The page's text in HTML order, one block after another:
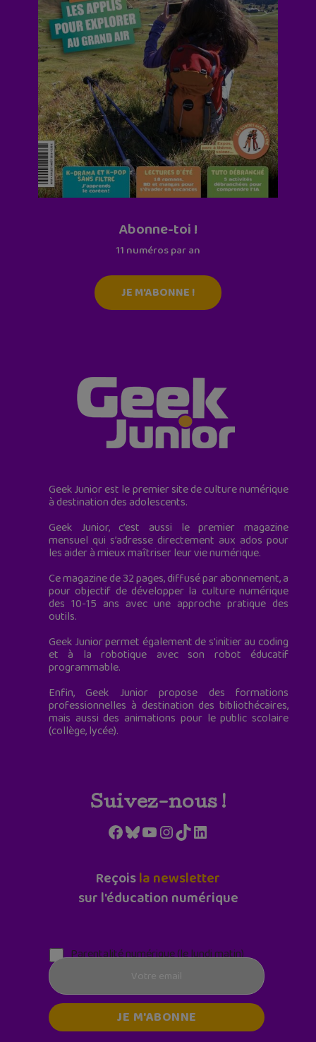
Abonne-toi !
11 numéros par an
JE M'ABONNE !
Geek Junior est le premier site de culture numérique
à destination des adolescents.
Geek Junior, c’est aussi le premier magazine
mensuel qui s’adresse directement aux ados pour
les aider à mieux maîtriser leur vie numérique.
Ce magazine de 32 pages, diffusé par abonnement, a
pour objectif de développer la culture numérique
des 10-15 ans avec une approche pratique des
outils.
Geek Junior permet également de s'initier au coding
et à la robotique avec son robot éducatif
programmable.
Enfin, Geek Junior propose des formations
professionnelles à destination des bibliothécaires,
mais aussi des animations pour le public scolaire
(collège, lycée).
Suivez-nous !
Facebook
Bluesky
YouTube
Instagram
TikTokLinkedIn
Reçoisla newsletter
sur l'éducation numérique
Parentalité numérique (le lundi matin)